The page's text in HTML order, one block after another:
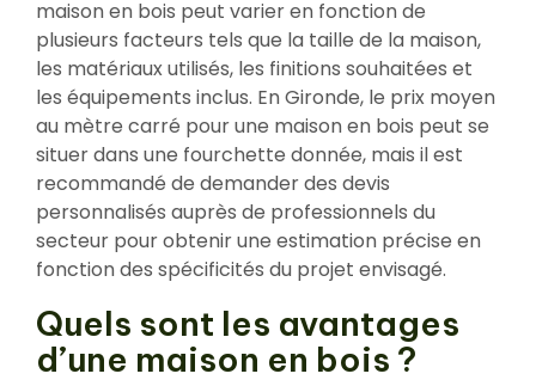
maison en bois peut varier en fonction de
plusieurs facteurs tels que la taille de la maison,
les matériaux utilisés, les finitions souhaitées et
les équipements inclus. En Gironde, le prix moyen
au mètre carré pour une maison en bois peut se
situer dans une fourchette donnée, mais il est
recommandé de demander des devis
personnalisés auprès de professionnels du
secteur pour obtenir une estimation précise en
fonction des spécificités du projet envisagé.
Quels sont les avantages
d’une maison en bois ?